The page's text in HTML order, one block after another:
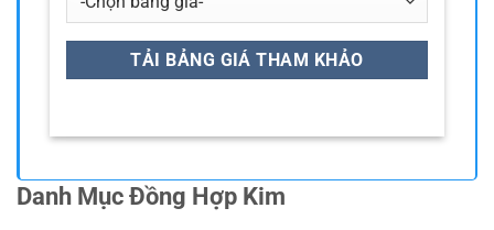
Danh Mục Đồng Hợp Kim